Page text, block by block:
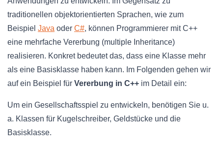
traditionellen objektorientierten Sprachen, wie zum
Beispiel Java oder C#, können Programmierer mit C++
eine mehrfache Vererbung (multiple Inheritance)
realisieren. Konkret bedeutet das, dass eine Klasse mehr
als eine Basisklasse haben kann. Im Folgenden gehen wir
auf ein Beispiel für Vererbung in C++ im Detail ein:
Um ein Gesellschaftsspiel zu entwickeln, benötigen Sie u.
a. Klassen für Kugelschreiber, Geldstücke und die
Basisklasse.